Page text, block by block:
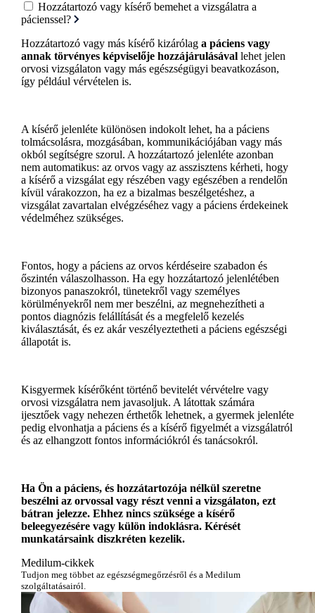
Hozzátartozó vagy kísérő bemehet a vizsgálatra a
pácienssel?
Hozzátartozó vagy más kísérő kizárólag a páciens vagy
annak törvényes képviselője hozzájárulásávallehet jelen
orvosi vizsgálaton vagy más egészségügyi beavatkozáson,
így például vérvételen is.
A kísérő jelenléte különösen indokolt lehet, ha a páciens
tolmácsolásra, mozgásában, kommunikációjában vagy más
okból segítségre szorul. A hozzátartozó jelenléte azonban
nem automatikus: az orvos vagy az asszisztens kérheti, hogy
a kísérő a vizsgálat egy részében vagy egészében a rendelőn
kívül várakozzon, ha ez a bizalmas beszélgetéshez, a
vizsgálat zavartalan elvégzéséhez vagy a páciens érdekeinek
védelméhez szükséges.
Fontos, hogy a páciens az orvos kérdéseire szabadon és
őszintén válaszolhasson. Ha egy hozzátartozó jelenlétében
bizonyos panaszokról, tünetekről vagy személyes
körülményekről nem mer beszélni, az megnehezítheti a
pontos diagnózis felállítását és a megfelelő kezelés
kiválasztását, és ez akár veszélyeztetheti a páciens egészségi
állapotát is.
Kisgyermek kísérőként történő bevitelét vérvételre vagy
orvosi vizsgálatra nem javasoljuk. A látottak számára
ijesztőek vagy nehezen érthetők lehetnek, a gyermek jelenléte
pedig elvonhatja a páciens és a kísérő figyelmét a vizsgálatról
és az elhangzott fontos információkról és tanácsokról.
Ha Ön a páciens, és hozzátartozója nélkül szeretne
beszélni az orvossal vagy részt venni a vizsgálaton, ezt
bátran jelezze. Ehhez nincs szüksége a kísérő
beleegyezésére vagy külön indoklásra. Kérését
munkatársaink diszkréten kezelik.
Medilum-cikkek
Tudjon meg többet az egészségmegőrzésről és a Medilum
szolgáltatásairól.